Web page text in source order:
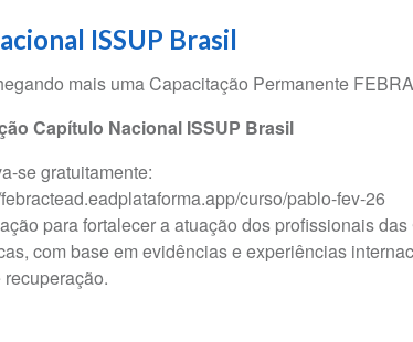
ISSUP Brasil
mais uma Capacitação Permanente
Capítulo Nacional ISSUP Brasil
se gratuitamente:
curso/pablo-fev-26
para fortalecer a atuação dos profissionais
com base em evidências e experiências